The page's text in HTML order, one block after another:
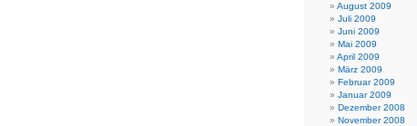
August 2009
Juli 2009
Juni 2009
Mai 2009
April 2009
März 2009
Februar 2009
Januar 2009
Dezember 2008
November 2008